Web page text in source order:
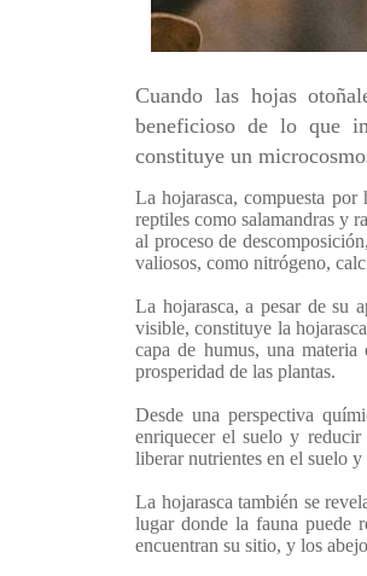
Cuando las hojas
beneficioso de lo que
constituye un
La hojarasca, compuesta
reptiles como salamandras y
al proceso de
valiosos, como nitrógeno,
La hojarasca, a pesar de su
visible, constituye la
capa de humus, una
prosperidad de las plantas.
Desde una perspectiva
enriquecer el suelo y reducir
liberar nutrientes en el suelo
La hojarasca también se
lugar donde la fauna puede
encuentran su sitio, y los